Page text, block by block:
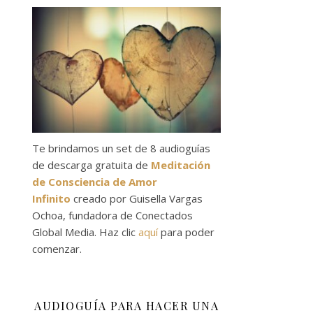
Te brindamos un set de 8 audioguías
de descarga gratuita de Meditación
de Consciencia de Amor
Infinito creado por Guisella Vargas
Ochoa, fundadora de Conectados
Global Media. Haz clic aquípara poder
comenzar.
AUDIOGUÍA PARA HACER UNA